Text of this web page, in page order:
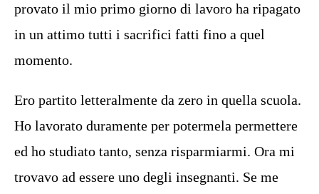
provato il mio primo giorno di lavoro ha ripagato
in un attimo tutti i sacrifici fatti fino a quel
momento.
Ero partito letteralmente da zero in quella scuola.
Ho lavorato duramente per potermela permettere
ed ho studiato tanto, senza risparmiarmi. Ora mi
trovavo ad essere uno degli insegnanti. Se me